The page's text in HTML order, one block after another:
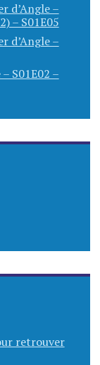
d’Angle –
– S01E05
d’Angle –
S01E02 –
retrouver